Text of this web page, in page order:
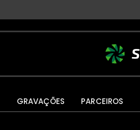
GRAVAÇÕES PARCEIROS